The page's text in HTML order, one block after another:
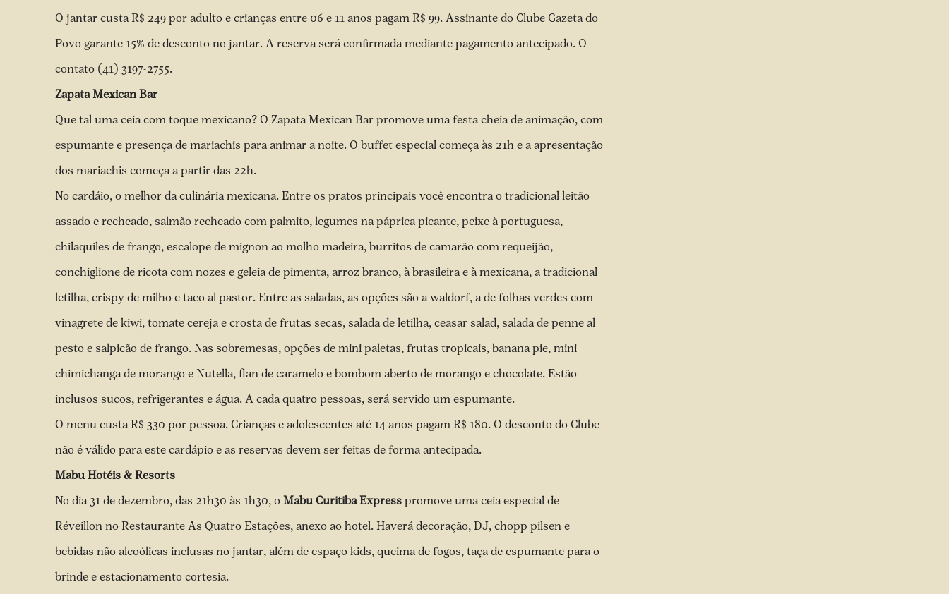
O jantar custa R$ 249 por adulto e crianças entre 06 e 11 anos pagam R$ 99. Assinante do Clube Gazeta do
Povo garante 15% de desconto no jantar. A reserva será confirmada mediante pagamento antecipado. O
contato (41) 3197-2755.
Zapata Mexican Bar
Que tal uma ceia com toque mexicano? O Zapata Mexican Bar promove uma festa cheia de animação, com
espumante e presença de mariachis para animar a noite. O buffet especial começa às 21h e a apresentação
dos mariachis começa a partir das 22h.
No cardáio, o melhor da culinária mexicana. Entre os pratos principais você encontra o tradicional leitão
assado e recheado, salmão recheado com palmito, legumes na páprica picante, peixe à portuguesa,
chilaquiles de frango, escalope de mignon ao molho madeira, burritos de camarão com requeijão,
conchiglione de ricota com nozes e geleia de pimenta, arroz branco, à brasileira e à mexicana, a tradicional
letilha, crispy de milho e taco al pastor. Entre as saladas, as opções são a waldorf, a de folhas verdes com
vinagrete de kiwi, tomate cereja e crosta de frutas secas, salada de letilha, ceasar salad, salada de penne al
pesto e salpicão de frango. Nas sobremesas, opções de mini paletas, frutas tropicais, banana pie, mini
chimichanga de morango e Nutella, flan de caramelo e bombom aberto de morango e chocolate. Estão
inclusos sucos, refrigerantes e água. A cada quatro pessoas, será servido um espumante.
O menu custa R$ 330 por pessoa. Crianças e adolescentes até 14 anos pagam R$ 180. O desconto do Clube
não é válido para este cardápio e as reservas devem ser feitas de forma antecipada.
Mabu Hotéis & Resorts
No dia 31 de dezembro, das 21h30 às 1h30, o Mabu Curitiba Express promove uma ceia especial de
Réveillon no Restaurante As Quatro Estações, anexo ao hotel. Haverá decoração, DJ, chopp pilsen e
bebidas não alcoólicas inclusas no jantar, além de espaço kids, queima de fogos, taça de espumante para o
brinde e estacionamento cortesia.